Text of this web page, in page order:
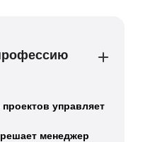
управляет
менеджер